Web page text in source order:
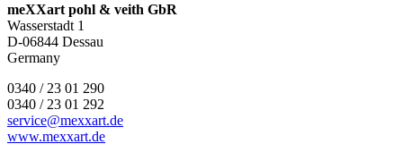
meXXart pohl & veith GbR
Wasserstadt 1
D-06844 Dessau
Germany
0340 / 23 01 290
0340 / 23 01 292
service@mexxart.de
www.mexxart.de